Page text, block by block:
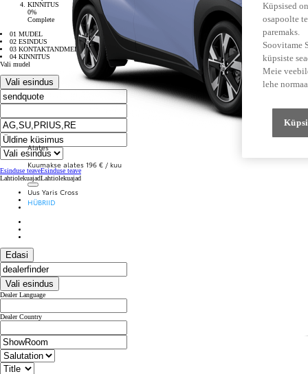
Alates
Kuumakse alates 196 € / kuu
Uus Yaris Cross
HÜBRIID
KINNITUS
0%
Complete
01 MUDEL
02 ESINDUS
03 KONTAKTANDMED
04 KINNITUS
Vali mudel
Vali esindus
Esinduse teaveEsinduse teave
LahtiolekuajadLahtiolekuajad
Edasi
Vali esindus
Dealer Language
Dealer Country
Küpsised
osapoolte
paremaks.
Soovitame
küpsiste
Meie
lehe